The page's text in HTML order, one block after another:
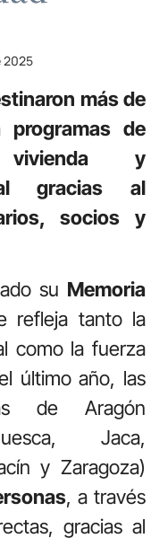
2025
más de
de
vivienda y
gracias al
socios y
su Memoria
refleja tanto la
como la fuerza
último año, las
de Aragón
Jaca,
y Zaragoza)
, a través
gracias al